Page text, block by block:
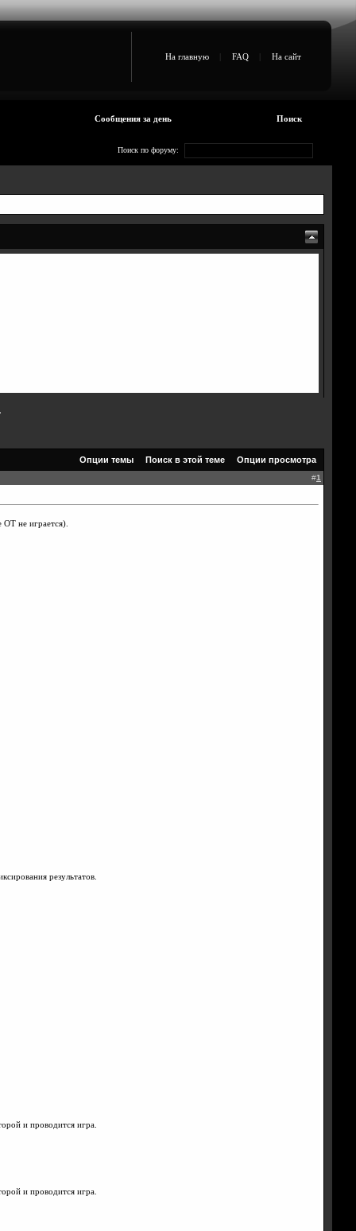
На главную FAQ На сайт
Сообщения за день Поиск
Поиск по форуму:
Опции темы Поиск в этой теме Опции просмотра
#1
не играется).
результатов.
и проводится игра.
и проводится игра.